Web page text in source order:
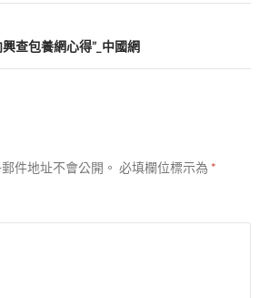
查包養網心得”_中國網
件地址不會公開。 必填欄位標示為 *